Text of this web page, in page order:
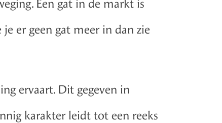
Een gat in de markt is
er geen gat meer in dan zie
ervaart. Dit gegeven in
karakter leidt tot een reeks